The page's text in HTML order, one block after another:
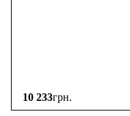
10 233грн.